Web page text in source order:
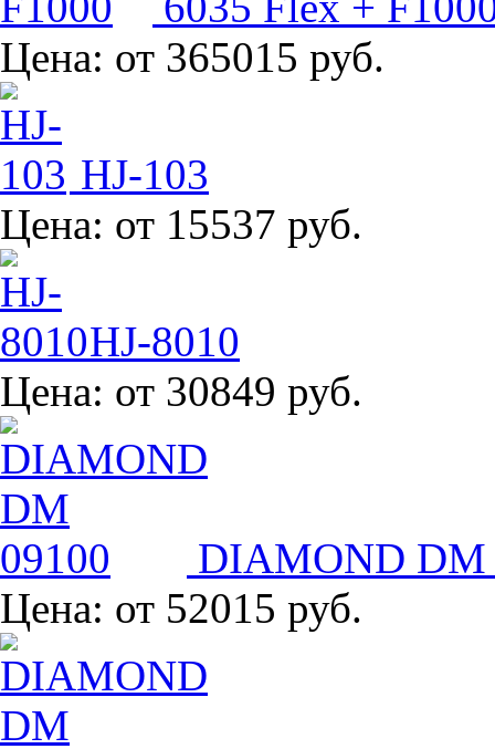
Цена: от 365015 руб.
HJ-103
Цена: от 15537 руб.
HJ-8010
Цена: от 30849 руб.
DIAMOND DM
Цена: от 52015 руб.